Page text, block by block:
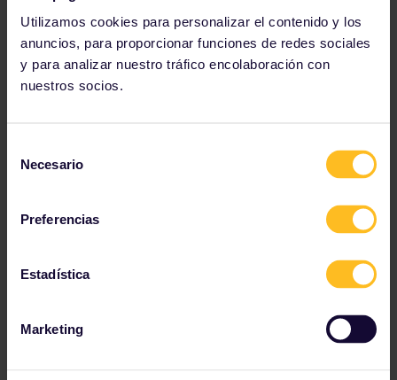
Utilizamos cookies para personalizar el contenido y los
anuncios, para proporcionar funciones de redes sociales
y para analizar nuestro tráfico encolaboración con
nuestros socios.
Necesario
Preferencias
Estadística
Marketing
Ruta sugerida
Interlaken Ost
Para: Berna
Tiempo promedio de viaje:57 minutos
Transbordos:
Ve las conexiones de trenes y las opciones de
Disfruta
con tu Pase enlos
servicios de BLS Lake Cruise
y recorre las aguas